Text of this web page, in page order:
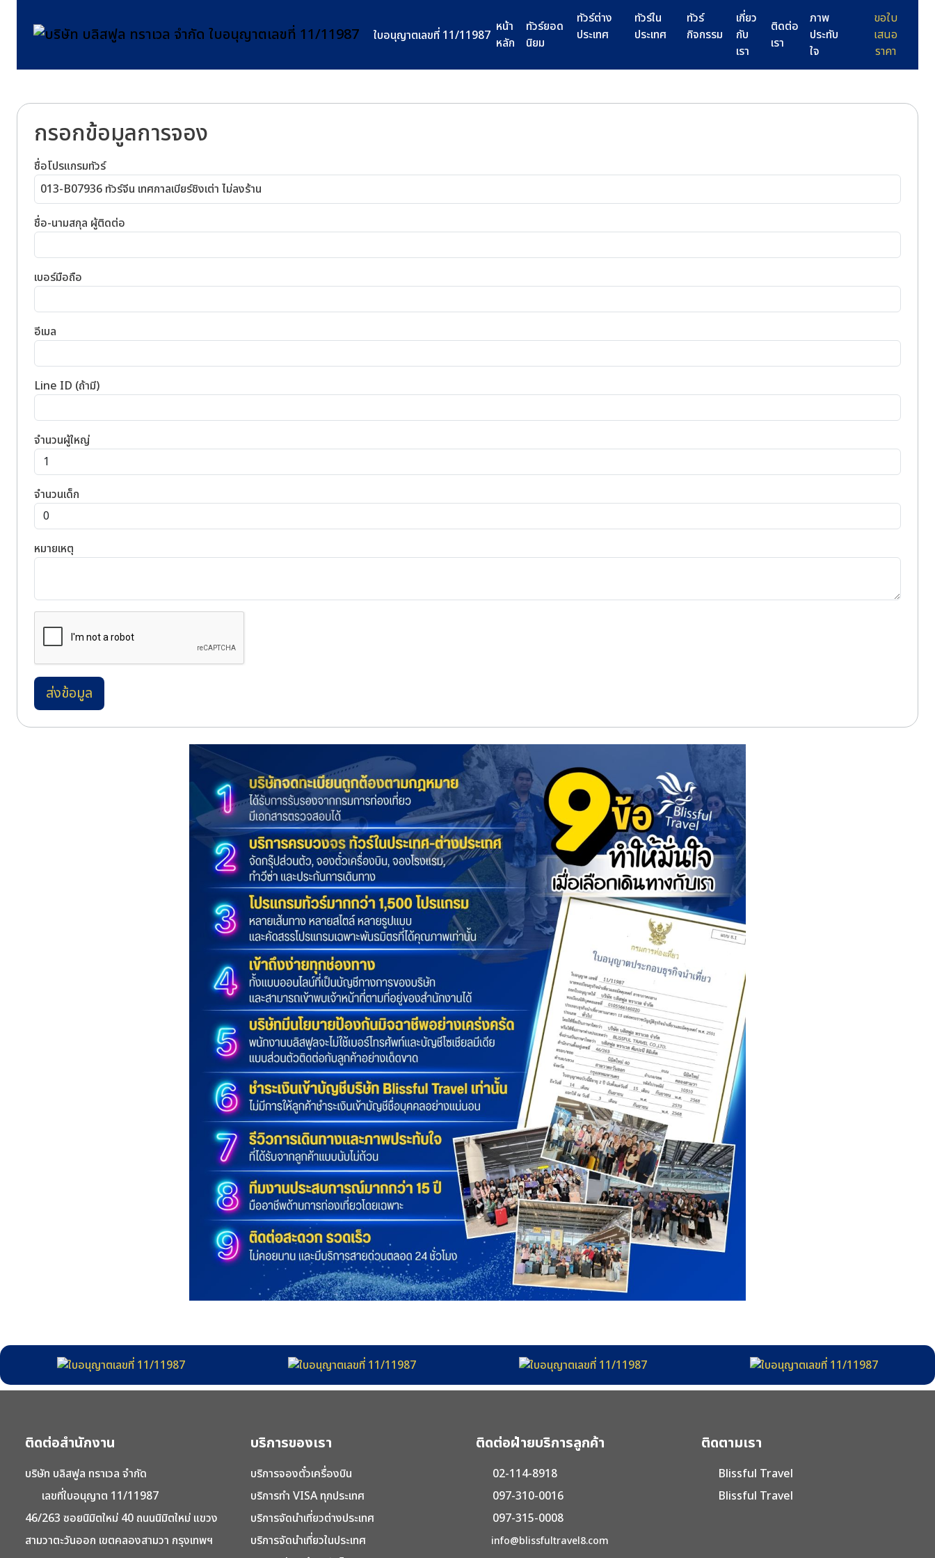
ใบอนุญาตเลขที่ 11/11987
หน้า
หลัก
ทัวร์ยอด
นิยม
ทัวร์ต่าง
ประเทศ
ทัวร์ใน
ประเทศ
ทัวร์
กิจกรรม
เกี่ยว
กับ
เรา
ติดต่อ
เรา
ภาพ
ประทับ
ใจ
ขอใบ
เสนอ
ราคา
กรอกข้อมูลการจอง
ชื่อโปรแกรมทัวร์
013-B07936 ทัวร์จีน เทศกาลเบียร์ชิงเต่า ไม่ลงร้าน
ชื่อ-นามสกุล ผู้ติดต่อ
เบอร์มือถือ
อีเมล
Line ID (ถ้ามี)
จำนวนผู้ใหญ่
จำนวนเด็ก
หมายเหตุ
ส่งข้อมูล
ติดต่อสำนักงาน
บริษัท บลิสฟูล ทราเวล จำกัด
เลขที่ใบอนุญาต 11/11987
46/263 ซอยนิมิตใหม่ 40 ถนนนิมิตใหม่ แขวง
สามวาตะวันออก เขตคลองสามวา กรุงเทพฯ
บริการของเรา
บริการจองตั๋วเครื่องบิน
บริการทำ VISA ทุกประเทศ
บริการจัดนำเที่ยวต่างประเทศ
บริการจัดนำเที่ยวในประเทศ
ติดต่อฝ่ายบริการลูกค้า
02-114-8918
097-310-0016
097-315-0008
info@blissfultravel8.com
ติดตามเรา
Blissful Travel
Blissful Travel